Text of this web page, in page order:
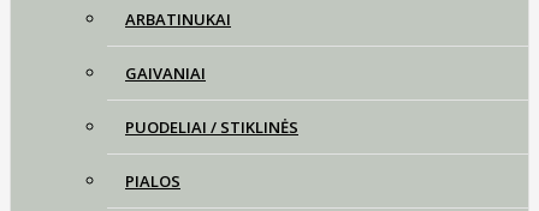
ARBATINUKAI
GAIVANIAI
PUODELIAI / STIKLINĖS
PIALOS